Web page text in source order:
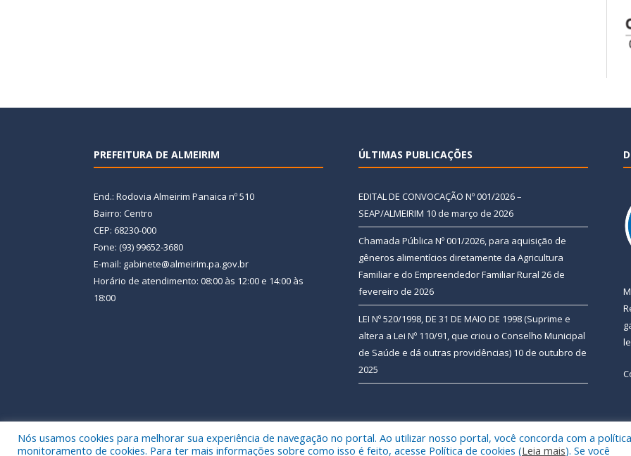
PREFEITURA DE ALMEIRIM
End.: Rodovia Almeirim Panaica nº 510
Bairro: Centro
CEP: 68230-000
Fone: (93) 99652-3680
E-mail: gabinete@almeirim.pa.gov.br
Horário de atendimento: 08:00 às 12:00 e 14:00 às
18:00
ÚLTIMAS PUBLICAÇÕES
EDITAL DE CONVOCAÇÃO Nº 001/2026 –
SEAP/ALMEIRIM 10 de março de 2026
Chamada Pública Nº 001/2026, para aquisição de
gêneros alimentícios diretamente da Agricultura
Familiar e do Empreendedor Familiar Rural 26 de
fevereiro de 2026
LEI Nº 520/1998, DE 31 DE MAIO DE 1998 (Suprime e
altera a Lei Nº 110/91, que criou o Conselho Municipal
de Saúde e dá outras providências) 10 de outubro de
2025
Todos os direitos reservados a Prefeitura Municipal de Almeirim. Mapa do Site
Nós usamos cookies para melhorar sua experiência de navegação no portal. Ao utilizar nosso portal, você concorda com a
monitoramento de cookies. Para ter mais informações sobre como isso é feito, acesse Política de cookies (Leia mais). Se você